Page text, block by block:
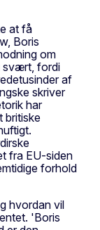
at få
Boris
om
svært, fordi
af
skriver
har
britiske
fra EU-siden
forhold
hvordan vil
'Boris